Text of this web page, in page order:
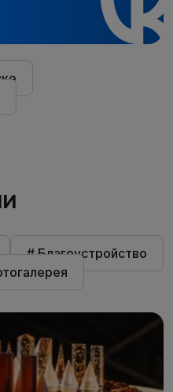
# Благоустройство